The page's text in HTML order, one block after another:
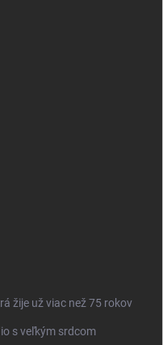
žije už viac než 75 rokov
s veľkým srdcom